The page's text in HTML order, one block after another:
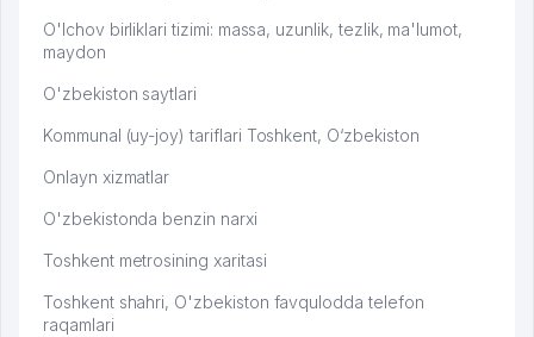
O'lchov birliklari tizimi: massa, uzunlik, tezlik, ma'lumot,
maydon
O'zbekiston saytlari
Kommunal (uy-joy) tariflari Toshkent, O‘zbekiston
Onlayn xizmatlar
O'zbekistonda benzin narxi
Toshkent metrosining xaritasi
Toshkent shahri, O'zbekiston favqulodda telefon
raqamlari